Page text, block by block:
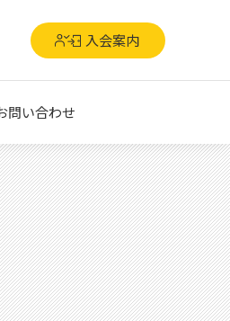
問い合わせ
入会案内